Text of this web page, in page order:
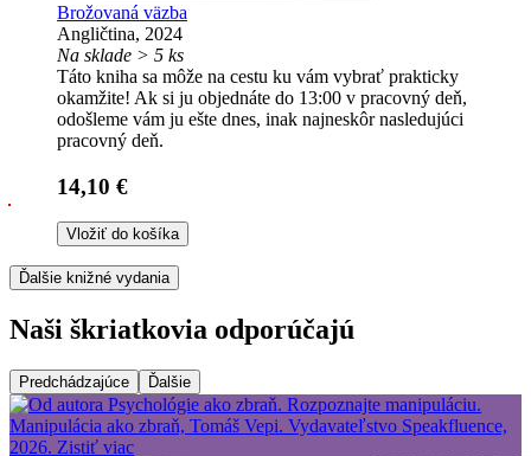
Brožovaná väzba
Angličtina, 2024
Na sklade > 5 ks
Táto kniha sa môže na cestu ku vám vybrať prakticky
okamžite! Ak si ju objednáte do 13:00 v pracovný deň,
odošleme vám ju ešte dnes, inak najneskôr nasledujúci
pracovný deň.
14,10 €
Vložiť do košíka
Ďalšie knižné vydania
Naši škriatkovia odporúčajú
Predchádzajúce Ďalšie